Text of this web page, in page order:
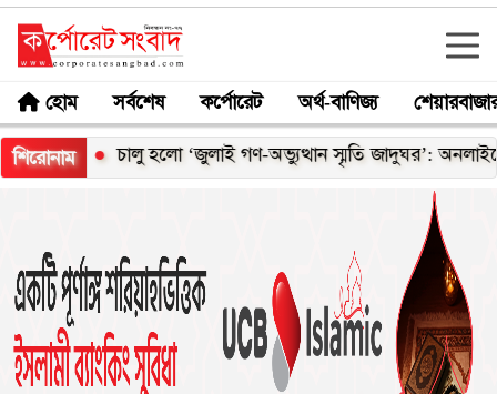
হোম সর্বশেষ কর্পোরেট অর্থ-বাণিজ্য
শিরোনাম চালু হলো ‘জুলাই গণ-অভ্যুত্থান স্মৃতি জাদুঘর’: অনলাইনে